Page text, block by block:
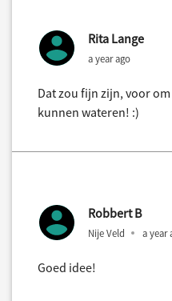
Rita Lange
a year ago
Dat zou fijn zijn, voor
kunnen wateren! :)
Robbert B
Nije Veld a year
Goed idee!